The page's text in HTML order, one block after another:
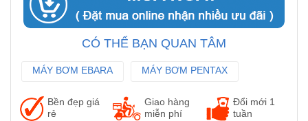
CÓ THỂ BẠN QUAN TÂM
MÁY BƠM EBARA
MÁY BƠM PENTAX
Bền đẹp giá
rẻ
Giao hàng
miễn phí
Đổi mới 1
tuần